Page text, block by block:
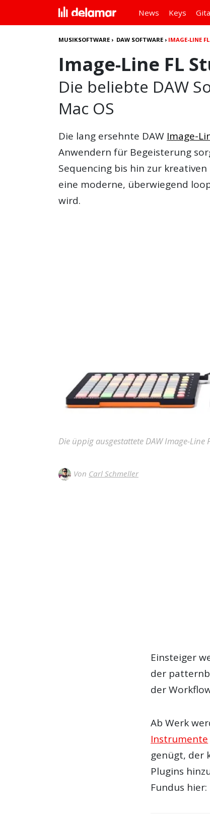
News Keys
MUSIKSOFTWARE › DAW SOFTWARE › IMAGE-LINE
Image-Line FL
Die beliebte DAW
Mac OS
Die lang ersehnte DAW Image-
Anwendern für Begeisterung
Sequencing bis hin zur
eine moderne, überwiegend
wird.
Die üppig ausgestattete DAW Image-
Von Carl Schmeller
Einsteiger
der
der
Ab Werk
Instrumente
genügt, der
Plugins
Fundus hier: